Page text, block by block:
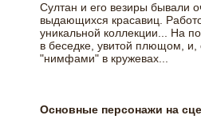
Султан и его везиры бывали
выдающихся красавиц.
уникальной коллекции... На
в беседке, увитой плющом,
"нимфами" в кружевах...
Основные персонажи на